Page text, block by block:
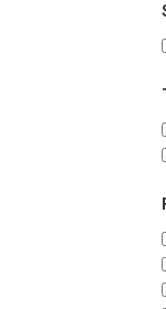
Produse Curatare
Demachiant si Apa